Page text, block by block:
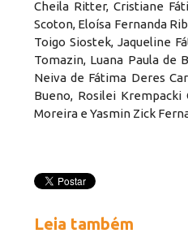
Cheila Ritter, Cristiane
Scoton, Eloísa Fernanda
Toigo Siostek, Jaqueline
Tomazin, Luana Paula de
Neiva de Fátima Deres
Bueno, Rosilei Krempacki
Moreira e Yasmin Zick
Leia também